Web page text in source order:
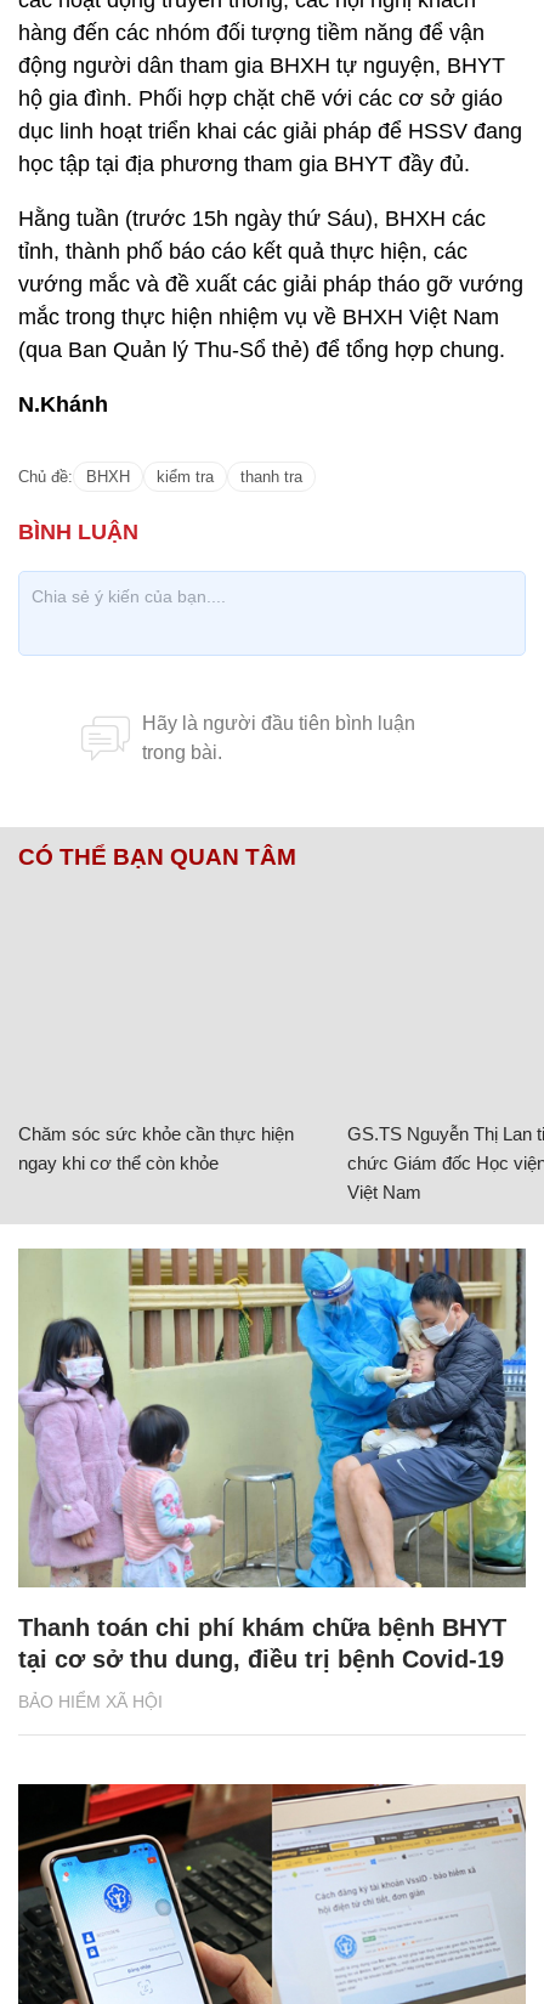
hàng đến các nhóm đối tượng tiềm năng để vận
động người dân tham gia BHXH tự nguyện, BHYT
hộ gia đình. Phối hợp chặt chẽ với các cơ sở giáo
dục linh hoạt triển khai các giải pháp để HSSV đang
học tập tại địa phương tham gia BHYT đầy đủ.
Hằng tuần (trước 15h ngày thứ Sáu), BHXH các
tỉnh, thành phố báo cáo kết quả thực hiện, các
vướng mắc và đề xuất các giải pháp tháo gỡ vướng
mắc trong thực hiện nhiệm vụ về BHXH Việt Nam
(qua Ban Quản lý Thu-Sổ thẻ) để tổng hợp chung.
N.Khánh
Chủ đề: BHXH kiểm tra thanh tra
CÓ THỂ BẠN QUAN TÂM
Chăm sóc sức khỏe cần thực hiện
ngay khi cơ thể còn khỏe
GS.TS Nguyễn Thị Lan
chức Giám đốc Học
Việt Nam
BẢO HIỂM XÃ HỘI
Thanh toán chi phí khám chữa bệnh BHYT
tại cơ sở thu dung, điều trị bệnh Covid-19